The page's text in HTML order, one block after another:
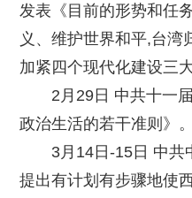
发表《目前的形势和任
义、维护世界和平,台湾
加紧四个现代化建设三大
2月29日 中共十一
政治生活的若干准则》。
3月14日-15日 中共
提出有计划有步骤地使